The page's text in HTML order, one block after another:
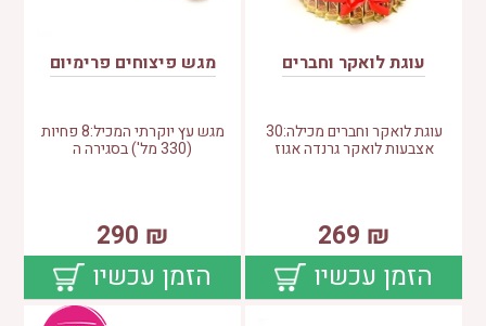
עוגת לואקר וחברים
עוגת לואקר וחברים מכילה:30
אצבעות לואקר גרנדה אגוז
₪
269
הזמן עכשיו
מגש פיצוחים פרימיום
מגש עץ יוקרתי המכיל:8 פחיות
(330 מל') בסגירה ה
₪
290
הזמן עכשיו